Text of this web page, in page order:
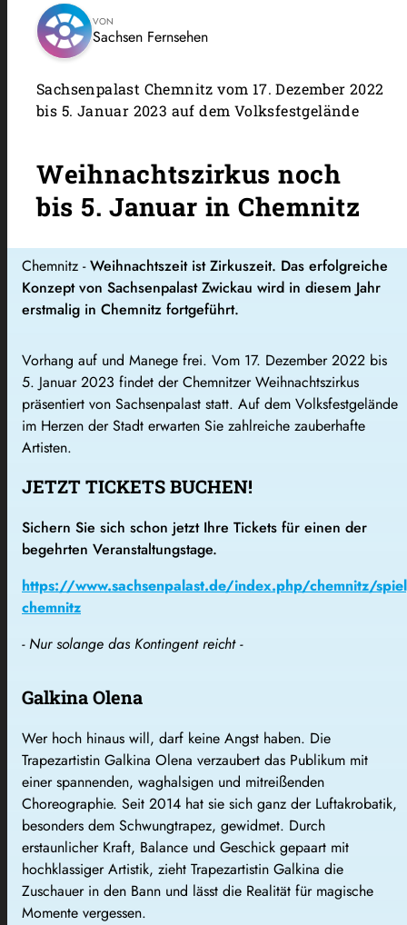
VON
Sachsen Fernsehen
Sachsenpalast Chemnitz vom 17. Dezember 2022
bis 5. Januar 2023 auf dem Volksfestgelände
Weihnachtszirkus noch
bis 5. Januar in Chemnitz
Chemnitz -Weihnachtszeit ist Zirkuszeit. Das erfolgreiche
Konzept von Sachsenpalast Zwickau wird in diesem Jahr
erstmalig in Chemnitz fortgeführt.
Vorhang auf und Manege frei. Vom 17. Dezember 2022 bis
5. Januar 2023 findet der Chemnitzer Weihnachtszirkus
präsentiert von Sachsenpalast statt. Auf dem Volksfestgelände
im Herzen der Stadt erwarten Sie zahlreiche zauberhafte
Artisten.
JETZT TICKETS BUCHEN!
Sichern Sie sich schon jetzt Ihre Tickets für einen der
begehrten Veranstaltungstage.
https://www.sachsenpalast.de/index.php/chemnitz/
chemnitz
- Nur solange das Kontingent reicht -
Galkina Olena
Wer hoch hinaus will, darf keine Angst haben. Die
Trapezartistin Galkina Olena verzaubert das Publikum mit
einer spannenden, waghalsigen und mitreißenden
Choreographie. Seit 2014 hat sie sich ganz der Luftakrobatik,
besonders dem Schwungtrapez, gewidmet. Durch
erstaunlicher Kraft, Balance und Geschick gepaart mit
hochklassiger Artistik, zieht Trapezartistin Galkina die
Zuschauer in den Bann und lässt die Realität für magische
Momente vergessen.